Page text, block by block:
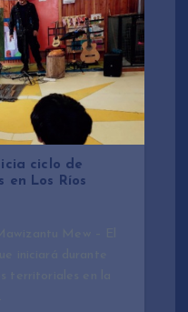
ciclo de
en Los Ríos